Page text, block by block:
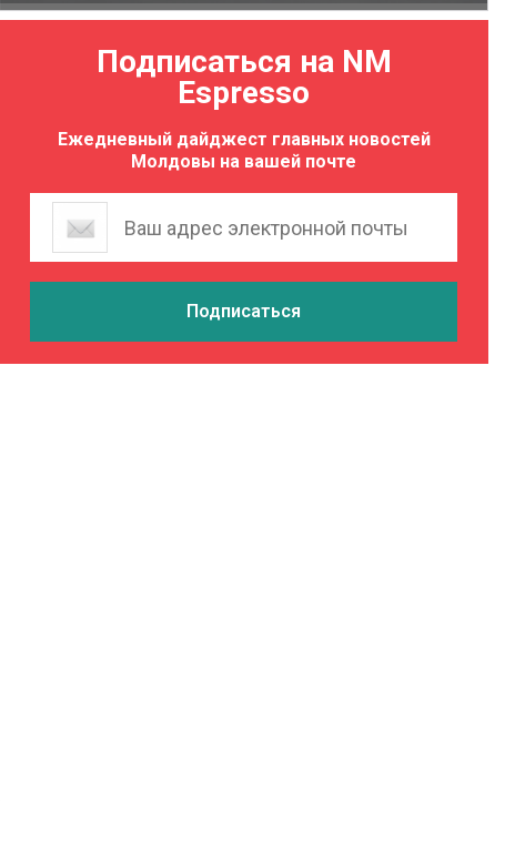
Подписаться на NM
Espresso
Ежедневный дайджест главных новостей
Молдовы на вашей почте